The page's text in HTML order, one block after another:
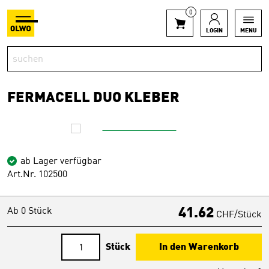
0
LOGIN MENU
FERMACELL DUO KLEBER
ab Lager verfügbar
Art.Nr. 102500
Ab 0 Stück 41.62 CHF/Stück
Stück In den Warenkorb